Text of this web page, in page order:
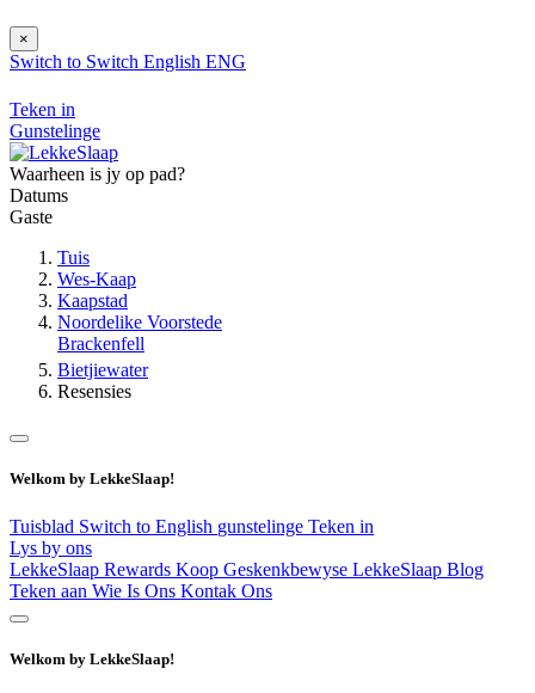
×
Switch to Switch English ENG
Teken in
Gunstelinge
Waarheen is jy op pad?
Datums
Gaste
Tuis
Wes-Kaap
Kaapstad
Noordelike Voorstede
Brackenfell
Bietjiewater
Resensies
Welkom by LekkeSlaap!
Tuisblad Switch to English gunstelinge Teken in
Lys by ons
LekkeSlaap Rewards Koop Geskenkbewyse LekkeSlaap Blog
Teken aan Wie Is Ons Kontak Ons
Welkom by LekkeSlaap!